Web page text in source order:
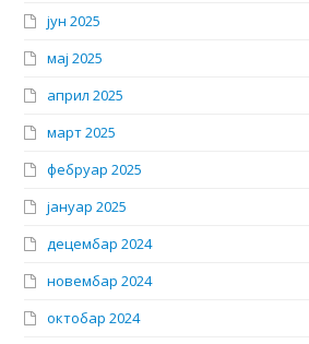
јун 2025
мај 2025
април 2025
март 2025
фебруар 2025
јануар 2025
децембар 2024
новембар 2024
октобар 2024